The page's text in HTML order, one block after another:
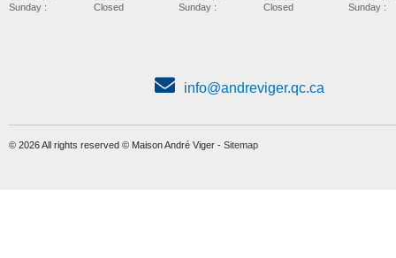
Sunday :
Closed
Sunday :
Closed
Sunday :
info@andreviger.qc.ca
© 2026 All rights reserved © Maison André Viger - Sitemap